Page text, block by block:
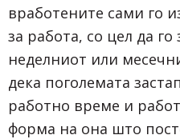
вработените сами го
за работа, со цел да
неделниот или
дека поголемата
работно време и
форма на она што